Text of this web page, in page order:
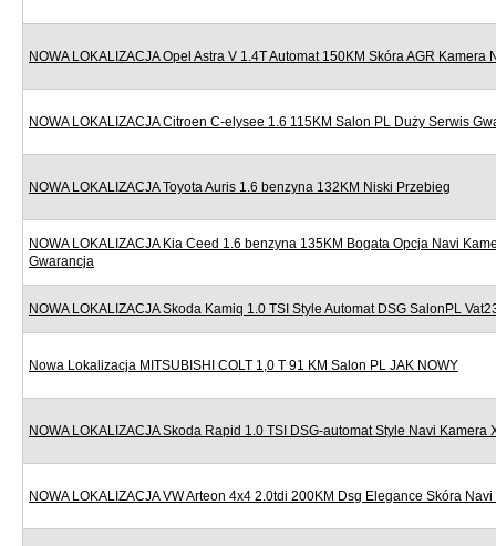
NOWA LOKALIZACJA Opel Astra V 1.4T Automat 150KM Skóra AGR Kamera
NOWA LOKALIZACJA Citroen C-elysee 1.6 115KM Salon PL Duży Serwis
NOWA LOKALIZACJA Toyota Auris 1.6 benzyna 132KM Niski Przebieg
NOWA LOKALIZACJA Kia Ceed 1.6 benzyna 135KM Bogata Opcja Navi
Gwarancja
NOWA LOKALIZACJA Skoda Kamiq 1.0 TSI Style Automat DSG SalonPL
Nowa Lokalizacja MITSUBISHI COLT 1,0 T 91 KM Salon PL JAK NOWY
NOWA LOKALIZACJA Skoda Rapid 1.0 TSI DSG-automat Style Navi Kamera
NOWA LOKALIZACJA VW Arteon 4x4 2.0tdi 200KM Dsg Elegance Skóra